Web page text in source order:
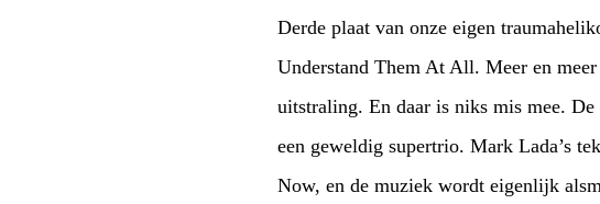
Derde plaat van onze eigen
Understand Them At All. Meer en
uitstraling. En daar is niks mis mee.
een geweldig supertrio. Mark Lada’s
Now, en de muziek wordt eigenlijk